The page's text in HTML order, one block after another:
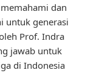
dan
untuk generasi
Prof. Indra
jawab untuk
di Indonesia